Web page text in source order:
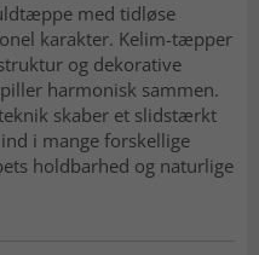
med tidløse
karakter. Kelim-tæpper
og dekorative
harmonisk sammen.
skaber et slidstærkt
i mange forskellige
holdbarhed og naturlige